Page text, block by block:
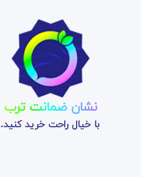
نشان ضمانت ترب
با خیال راحت خرید کنید.